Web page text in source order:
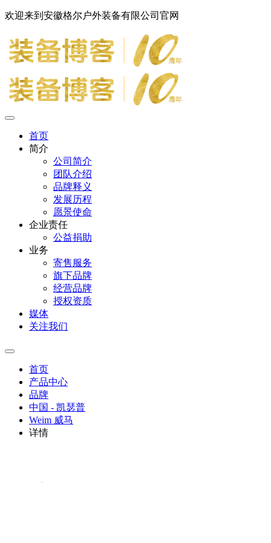
欢迎来到安徽格尔户外装备有限公司官网
首页
简介
公司简介
团队介绍
品牌释义
发展历程
愿景使命
企业责任
公益捐助
业务
寄售服务
旗下品牌
经营品牌
授权资质
媒体
关注我们
首页
产品中心
品牌
中国 - 凯瑟普
Weim 威马
详情